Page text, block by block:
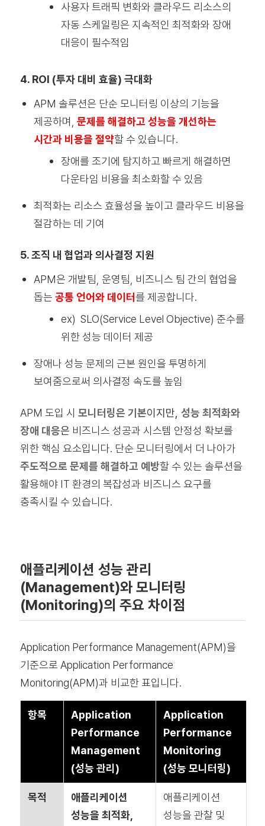
사용자 트래픽 변화와 클라우드 리소스의
자동 스케일링은 지속적인 최적화와 장애
대응이 필수적임
4. ROI (투자 대비 효율) 극대화
APM 솔루션은 단순 모니터링 이상의 기능을
제공하며, 문제를 해결하고 성능을 개선하는
시간과 비용을 절약할 수 있습니다.
장애를 조기에 탐지하고 빠르게 해결하면
다운타임 비용을 최소화할 수 있음
최적화는 리소스 효율성을 높이고 클라우드 비용을
절감하는 데 기여
5.조직 내 협업과 의사결정 지원
APM은 개발팀, 운영팀, 비즈니스 팀 간의 협업을
돕는 공통 언어와 데이터를 제공합니다.
ex) SLO(Service Level Objective) 준수를
위한 성능 데이터 제공
장애나 성능 문제의 근본 원인을 투명하게
보여줌으로써 의사결정 속도를 높임
APM 도입 시 모니터링은 기본이지만, 성능 최적화와
장애 대응은 비즈니스 성공과 시스템 안정성 확보를
위한 핵심 요소입니다. 단순 모니터링에서 더 나아가
주도적으로 문제를 해결하고 예방할 수 있는 솔루션을
활용해야 IT 환경의 복잡성과 비즈니스 요구를
충족시킬 수 있습니다.
애플리케이션 성능 관리
(Management)와 모니터링
(Monitoring)의 주요 차이점
Application Performance Management(APM)을
기준으로 Application Performance
Monitoring(APM)과 비교한 표입니다.
항목
Application
Performance
Management
(성능 관리)
Application
Performance
Monitoring
(성능 모니터링)
목적
애플리케이션
성능을 최적화,
애플리케이션
성능을 관찰 및